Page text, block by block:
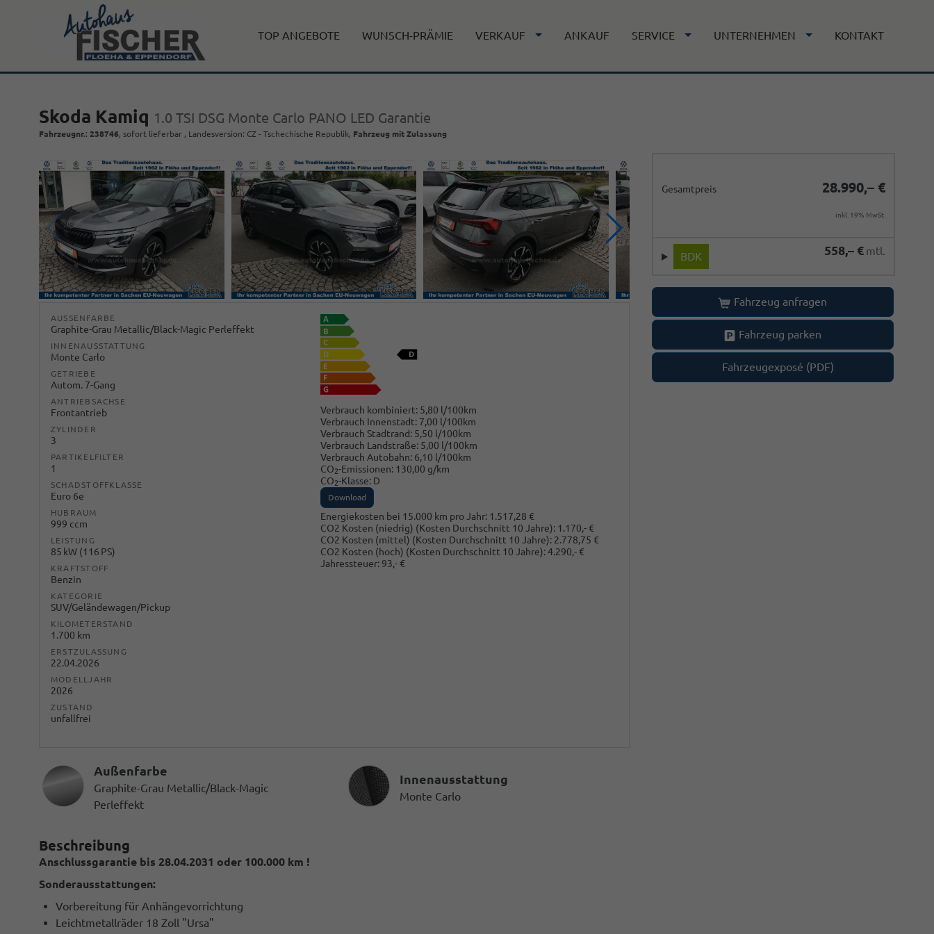
TOP ANGEBOTE WUNSCH-PRÄMIE VERKAUF ANKAUF SERVICE UNTERNEHMEN KONTAKT
Skoda Kamiq 1.0 TSI DSG Monte Carlo PANO LED Garantie
Fahrzeugnr.: 238746, sofort lieferbar , Landesversion: CZ - Tschechische Republik, Fahrzeug mit Zulassung
Gesamtpreis 28.990,– €
inkl. 19% MwSt.
558,– € mtl.
BDK
Fahrzeug anfragen
Fahrzeug parken
Fahrzeugexposé (PDF)
AUSSENFARBE
Graphite-Grau Metallic/Black-Magic Perleffekt
INNENAUSSTATTUNG
Monte Carlo
GETRIEBE
Autom. 7-Gang
ANTRIEBSACHSE
Frontantrieb
ZYLINDER
3
PARTIKELFILTER
1
SCHADSTOFFKLASSE
Euro 6e
HUBRAUM
999 ccm
LEISTUNG
85 kW (116 PS)
KRAFTSTOFF
Benzin
KATEGORIE
SUV/Geländewagen/Pickup
KILOMETERSTAND
1.700 km
ERSTZULASSUNG
22.04.2026
MODELLJAHR
2026
ZUSTAND
unfallfrei
Verbrauch kombiniert: 5,80 l/100km
Verbrauch Innenstadt: 7,00 l/100km
Verbrauch Stadtrand: 5,50 l/100km
Verbrauch Landstraße: 5,00 l/100km
Verbrauch Autobahn: 6,10 l/100km
CO2-Emissionen: 130,00 g/km
CO2-Klasse: D
Download
Energiekosten bei 15.000 km pro Jahr: 1.517,28 €
CO2 Kosten (niedrig) (Kosten Durchschnitt 10 Jahre): 1.170,- €
CO2 Kosten (mittel) (Kosten Durchschnitt 10 Jahre): 2.778,75 €
CO2 Kosten (hoch) (Kosten Durchschnitt 10 Jahre):4.290,- €
Jahressteuer: 93,- €
Außenfarbe
Graphite-Grau Metallic/Black-Magic
Perleffekt
InnenausstattungInnenausstattung
Monte Carlo
Beschreibung
Anschlussgarantie bis 28.04.2031 oder 100.000 km !
Sonderausstattungen:
Vorbereitung für Anhängevorrichtung
Leichtmetallräder 18 Zoll "Ursa"